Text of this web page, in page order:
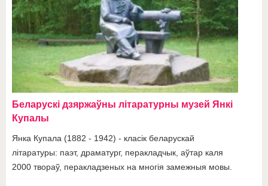
Беларускі дзяржаўны літаратурны музей Янкі
Купалы
Янка Купала (1882 - 1942) - класік беларускай
літаратуры: паэт, драматург, перакладчык, аўтар каля
2000 твораў, перакладзеных на многія замежныя мовы.